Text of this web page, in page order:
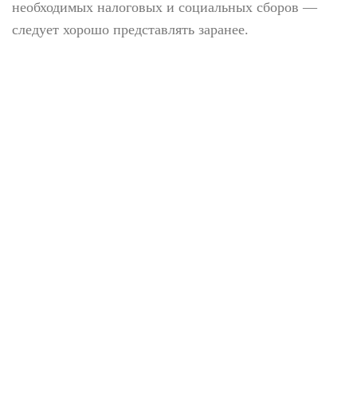
необходимых налоговых и социальных сборов —
следует хорошо представлять заранее.